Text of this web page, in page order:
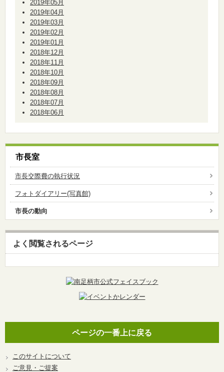
2019年05月
2019年04月
2019年03月
2019年02月
2019年01月
2018年12月
2018年11月
2018年10月
2018年09月
2018年08月
2018年07月
2018年06月
市長室
市長交際費の執行状況
フォトダイアリー(写真館)
市長の動向
よく閲覧されるページ
ページの一番上に戻る
このサイトについて
ご意見・ご提案